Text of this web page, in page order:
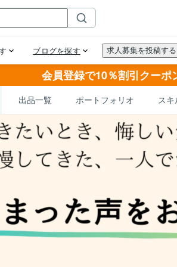
会員登録で10％割引クーポ
出品一覧 ポートフォリオ ス